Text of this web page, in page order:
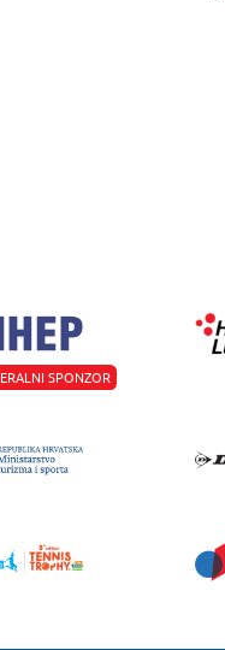
SPONZOR